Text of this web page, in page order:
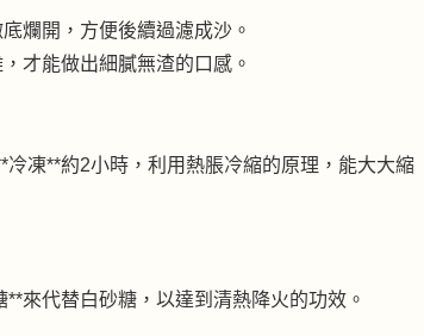
爛開，方便後續過濾成沙。
才能做出細膩無渣的口感。
凍**約2小時，利用熱脹冷縮的原理，能大大縮
來代替白砂糖，以達到清熱降火的功效。